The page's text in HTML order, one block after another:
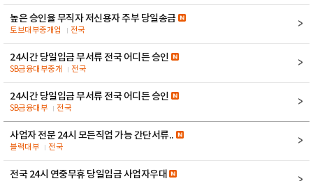
높은 승인율 무직자 저신용자 주부 당일송금
토브대부중개업 전국
24시간 당일입금 무서류 전국 어디든 승인
SB금융대부중개 전국
24시간 당일입금 무서류 전국 어디든 승인
SB금융대부 전국
사업자 전문 24시 모든직업 가능 간단서류..
블랙대부 전국
전국 24시 연중무휴 당일입금 사업자우대